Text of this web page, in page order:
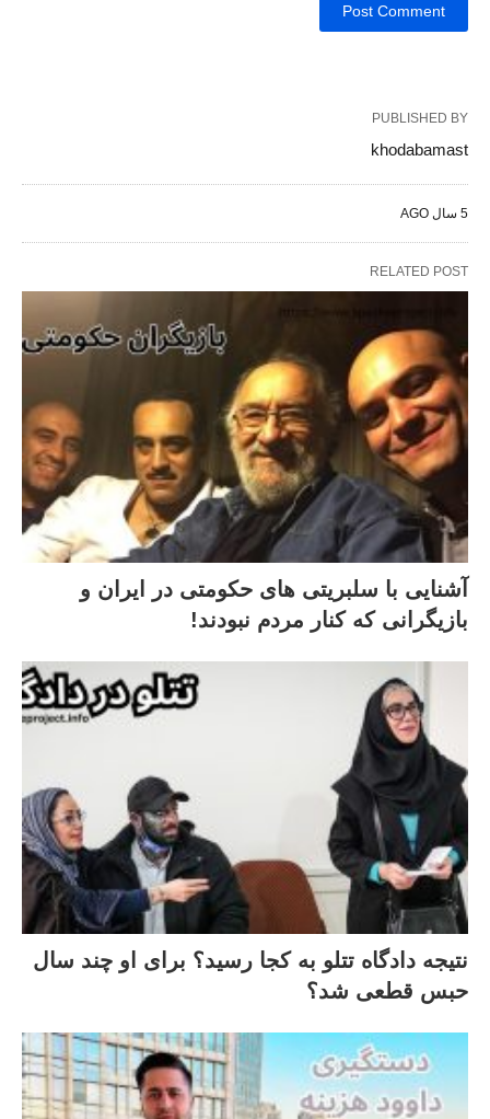
PUBLISHED BY
khodabamast
5 سال AGO
RELATED POST
آشنایی با سلبریتی های حکومتی در ایران و
بازیگرانی که کنار مردم نبودند!
نتیجه دادگاه تتلو به کجا رسید؟ برای او چند سال
حبس قطعی شد؟